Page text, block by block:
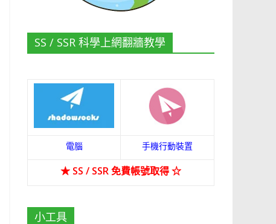
SS / SSR 科學上網翻牆教學
電腦 手機行動裝置
★ SS / SSR 免費帳號取得☆
小工具